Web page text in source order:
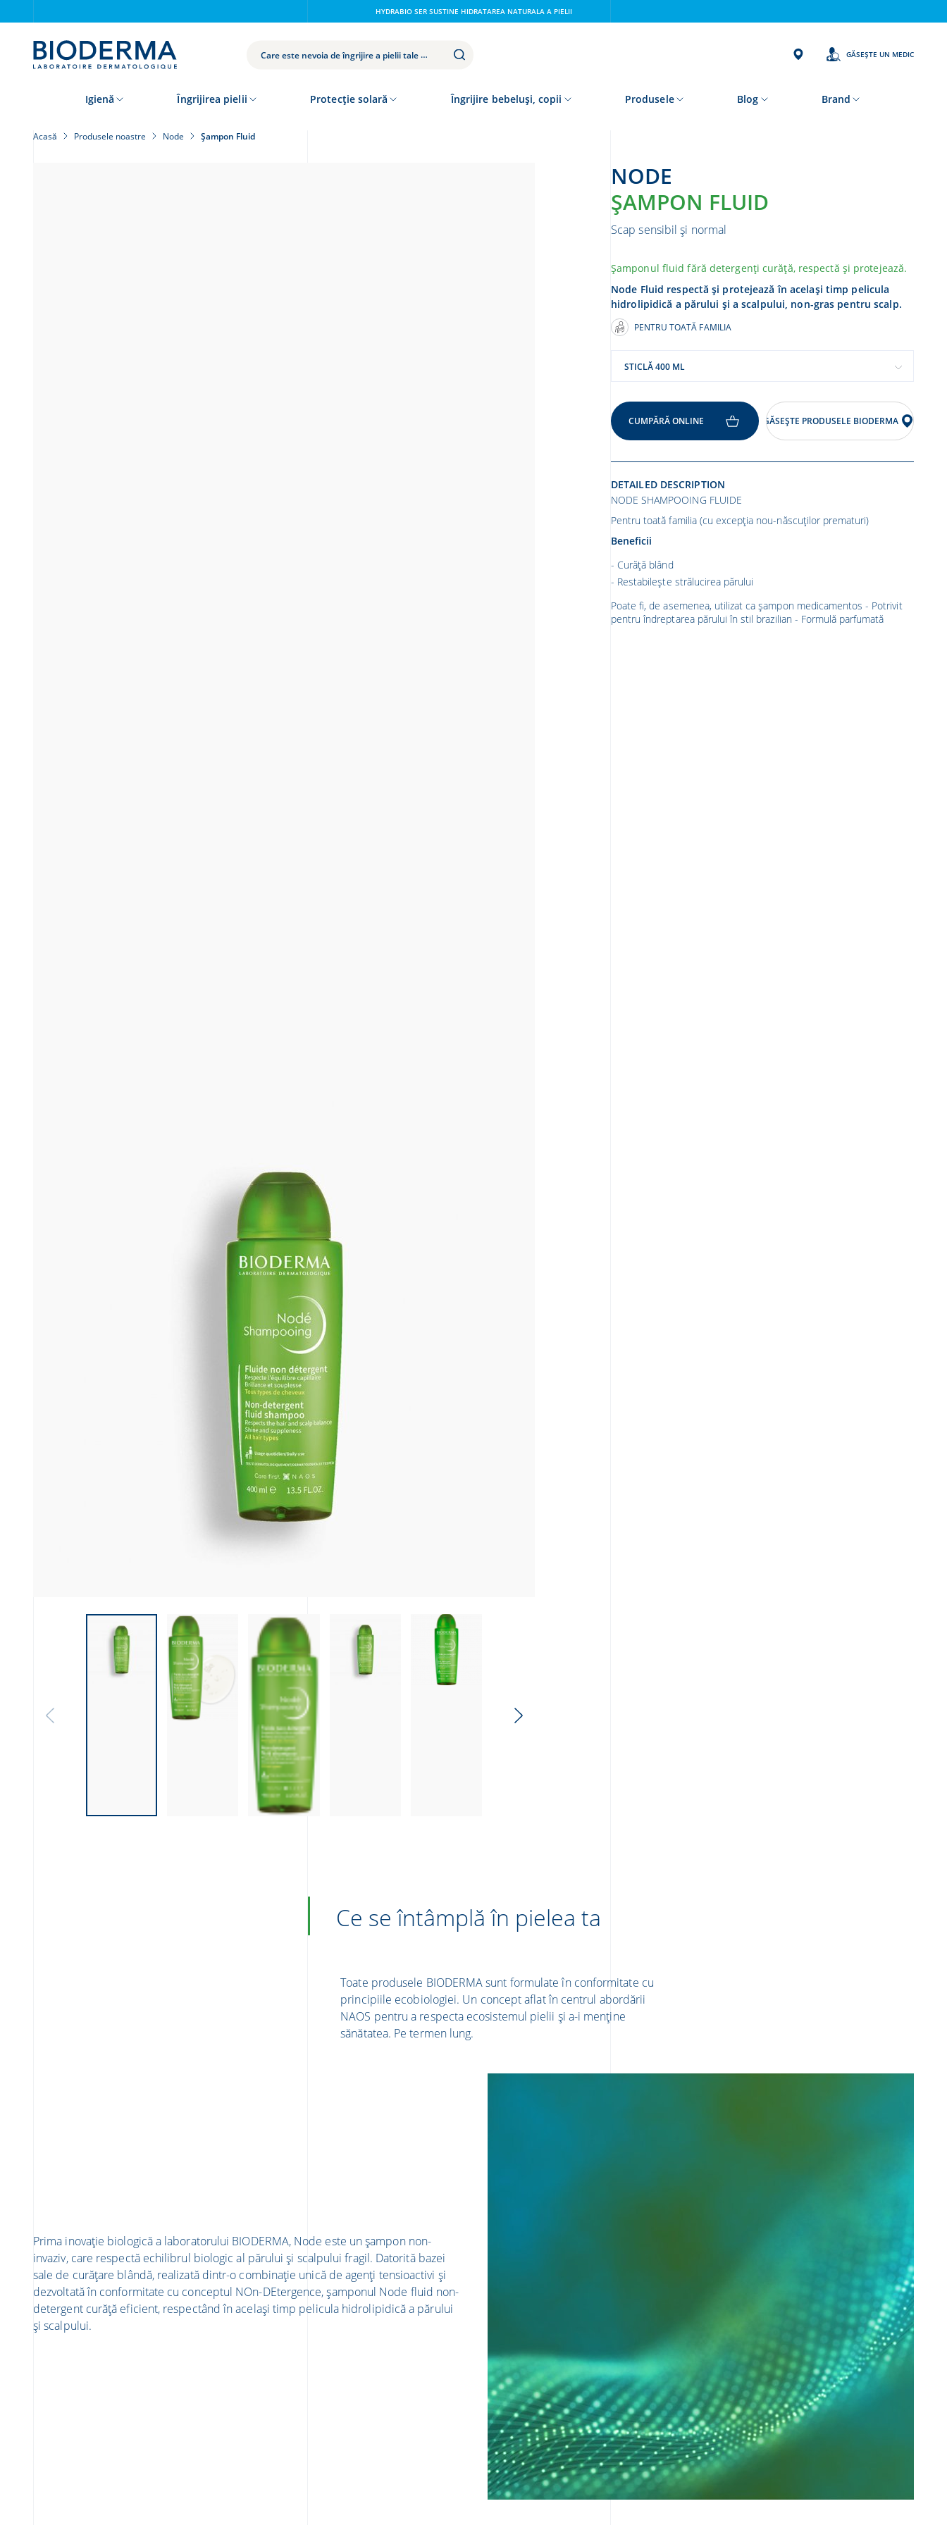
HYDRABIO SER SUSTINE HIDRATAREA NATURALA A PIELII
CAUTĂ GĂSEȘTE UN MEDIC
Igienă Îngrijirea pielii Protecție solară Îngrijire bebeluși, copii Produsele Blog Brand
Acasă Produsele noastre Node Şampon Fluid
NODE
ŞAMPON FLUID
Scap sensibil și normal
Șamponul fluid fără detergenți curăță, respectă și protejează.
Node Fluid respectă și protejează în același timp pelicula
hidrolipidică a părului şi a scalpului, non-gras pentru scalp.
PENTRU TOATĂ FAMILIA
STICLĂ 400 ML
CUMPĂRĂ ONLINE GĂSEȘTE PRODUSELE BIODERMA
DETAILED DESCRIPTION
NODE SHAMPOOING FLUIDE
Pentru toată familia (cu excepția nou-născuților prematuri)
Beneficii
Curăță blând
Restabilește strălucirea părului
Poate fi, de asemenea, utilizat ca șampon medicamentos - Potrivit
pentru îndreptarea părului în stil brazilian - Formulă parfumată
Ce se întâmplă în pielea ta
Toate produsele BIODERMA sunt formulate în conformitate cu
principiile ecobiologiei. Un concept aflat în centrul abordării
NAOS pentru a respecta ecosistemul pielii și a-i menține
sănătatea. Pe termen lung.
Prima inovație biologică a laboratorului BIODERMA, Node este un șampon non-
invaziv, care respectă echilibrul biologic al părului și scalpului fragil. Datorită bazei
sale de curățare blândă, realizată dintr-o combinație unică de agenți tensioactivi și
dezvoltată în conformitate cu conceptul NOn-DEtergence, șamponul Node fluid non-
detergent curăță eficient, respectând în același timp pelicula hidrolipidică a părului
și scalpului.